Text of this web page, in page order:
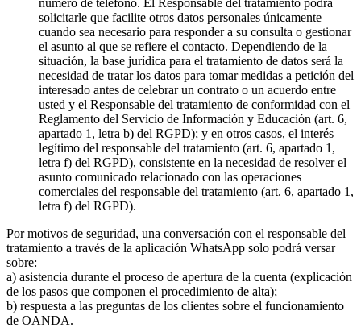
solicitarle que facilite otros datos personales únicamente
cuando sea necesario para responder a su consulta o gestionar
el asunto al que se refiere el contacto. Dependiendo de la
situación, la base jurídica para el tratamiento de datos será la
necesidad de tratar los datos para tomar medidas a petición del
interesado antes de celebrar un contrato o un acuerdo entre
usted y el Responsable del tratamiento de conformidad con el
Reglamento del Servicio de Información y Educación (art. 6,
apartado 1, letra b) del RGPD); y en otros casos, el interés
legítimo del responsable del tratamiento (art. 6, apartado 1,
letra f) del RGPD), consistente en la necesidad de resolver el
asunto comunicado relacionado con las operaciones
comerciales del responsable del tratamiento (art. 6, apartado 1,
letra f) del RGPD).
Por motivos de seguridad, una conversación con el responsable del
tratamiento a través de la aplicación WhatsApp solo podrá versar
sobre:
a) asistencia durante el proceso de apertura de la cuenta (explicación
de los pasos que componen el procedimiento de alta);
b) respuesta a las preguntas de los clientes sobre el funcionamiento
de OANDA.